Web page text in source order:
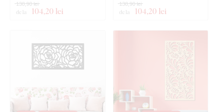
de la 104,20 lei
138,90 lei
de la 104,20 lei
138,90 lei